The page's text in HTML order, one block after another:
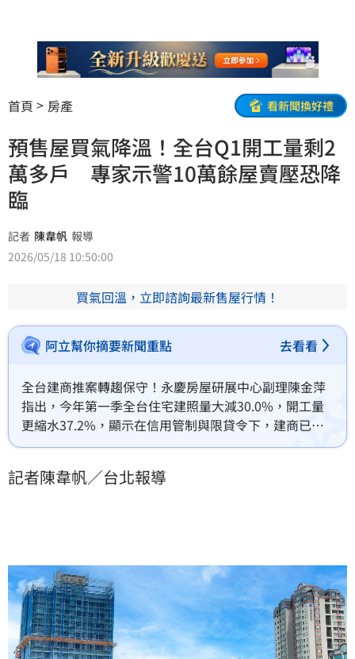
首頁 房產 看新聞換好禮
預售屋買氣降溫！全台Q1開工量剩2
萬多戶 專家示警10萬餘屋賣壓恐降
臨
記者 陳韋帆 報導
2026/05/18 10:50:00
買氣回溫，立即諮詢最新售屋行情！
阿立幫你摘要新聞重點 去看看
全台建商推案轉趨保守！永慶房屋研展中心副理陳金萍
指出，今年第一季全台住宅建照量大減30.0%，開工量
更縮水37.2%，顯示在信用管制與限貸令下，建商已放
慢推案與開工腳步。她表示，預售屋買氣降溫扭轉房價
回歸理性。(陳韋帆)
記者陳韋帆／台北報導